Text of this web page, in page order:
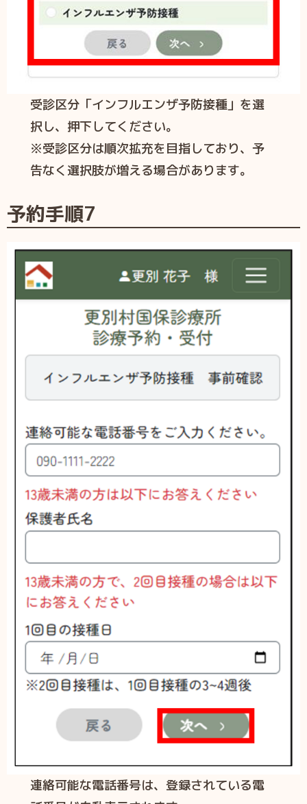
受診区分「インフルエンザ予防接種」を選
択し、押下してください。
※受診区分は順次拡充を目指しており、予
告なく選択肢が増える場合があります。
予約手順7
連絡可能な電話番号は、登録されている電